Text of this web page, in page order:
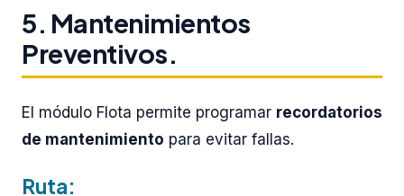
5. Mantenimientos
Preventivos.
El módulo Flota permite programar recordatorios
de mantenimiento para evitar fallas.
Ruta: